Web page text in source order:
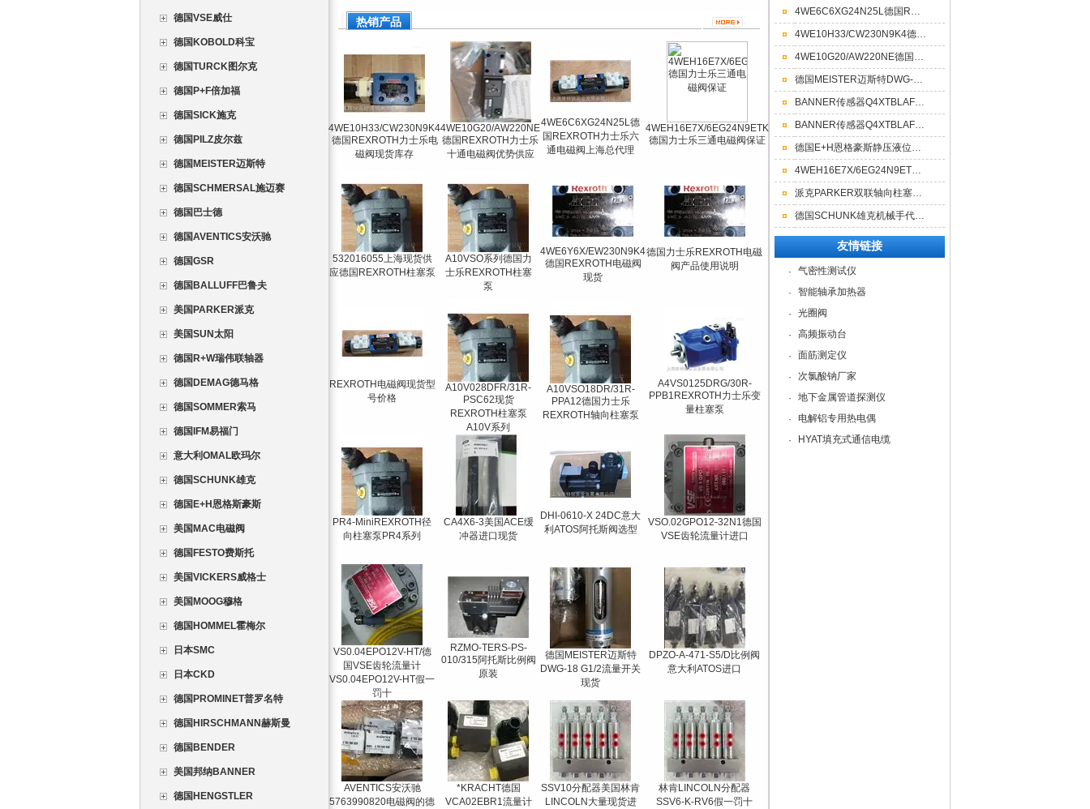
德国VSE威仕
德国KOBOLD科宝
德国TURCK图尔克
德国P+F倍加福
德国SICK施克
德国PILZ皮尔兹
德国MEISTER迈斯特
德国SCHMERSAL施迈赛
德国巴士德
德国AVENTICS安沃驰
德国GSR
德国BALLUFF巴鲁夫
美国PARKER派克
美国SUN太阳
德国R+W瑞伟联轴器
德国DEMAG德马格
德国SOMMER索马
德国IFM易福门
意大利OMAL欧玛尔
德国SCHUNK雄克
德国E+H恩格斯豪斯
美国MAC电磁阀
德国FESTO费斯托
美国VICKERS威格士
美国MOOG穆格
德国HOMMEL霍梅尔
日本SMC
日本CKD
德国PROMINET普罗名特
德国HIRSCHMANN赫斯曼
德国BENDER
美国邦纳BANNER
德国HENGSTLER
热销产品
4WE10H33/CW230N9K4
德国REXROTH力士乐电
磁阀现货库存
4WE10G20/AW220NE
德国REXROTH力士乐
十通电磁阀优势供应
4WE6C6XG24N25L德
国REXROTH力士乐六
通电磁阀上海总代理
4WEH16E7X/6EG24N9ETK
德国力士乐三通电磁阀保证
532016055上海现货供
应德国REXROTH柱塞泵
A10VSO系列德国力
士乐REXROTH柱塞
泵
4WE6Y6X/EW230N9K4
德国REXROTH电磁阀
现货
德国力士乐REXROTH电磁
阀产品使用说明
REXROTH电磁阀现货型
号价格
A10V028DFR/31R-
PSC62现货
REXROTH柱塞泵
A10V系列
A10VSO18DR/31R-
PPA12德国力士乐
REXROTH轴向柱塞泵
A4VS0125DRG/30R-
PPB1REXROTH力士乐变
量柱塞泵
PR4-MiniREXROTH径
向柱塞泵PR4系列
CA4X6-3美国ACE缓
冲器进口现货
DHI-0610-X 24DC意大
利ATOS阿托斯阀选型
VSO.02GPO12-32N1德国
VSE齿轮流量计进口
VS0.04EPO12V-HT/德
国VSE齿轮流量计
VS0.04EPO12V-HT假一
罚十
RZMO-TERS-PS-
010/315阿托斯比例阀
原装
德国MEISTER迈斯特
DWG-18 G1/2流量开关
现货
DPZO-A-471-S5/D比例阀
意大利ATOS进口
AVENTICS安沃驰
5763990820电磁阀的德
*KRACHT德国
VCA02EBR1流量计
SSV10分配器美国林肯
LINCOLN大量现货进
林肯LINCOLN分配器
SSV6-K-RV6假一罚十
4WE6C6XG24N25L德国REXROTH力士乐六通电磁阀上海总代理
4WE10H33/CW230N9K4德国REXROTH力士乐电磁阀现货库存
4WE10G20/AW220NE德国REXROTH力士乐十通电磁阀优势供应
德国MEISTER迈斯特DWG-18 G1/2流量开关现货
BANNER传感器Q4XTBLAF300-Q8资料说明
BANNER传感器Q4XTBLAF300-Q8型号说明
德国E+H恩格豪斯静压液位计的参数
4WEH16E7X/6EG24N9ETK德国力士乐三通电磁阀保证
派克PARKER双联轴向柱塞泵上海销售
德国SCHUNK雄克机械手代理商 SLH-020-100
友情链接
·
气密性测试仪
·
智能轴承加热器
·
光圈阀
·
高频振动台
·
面筋测定仪
·
次氯酸钠厂家
·
地下金属管道探测仪
·
电解铝专用热电偶
·
HYAT填充式通信电缆